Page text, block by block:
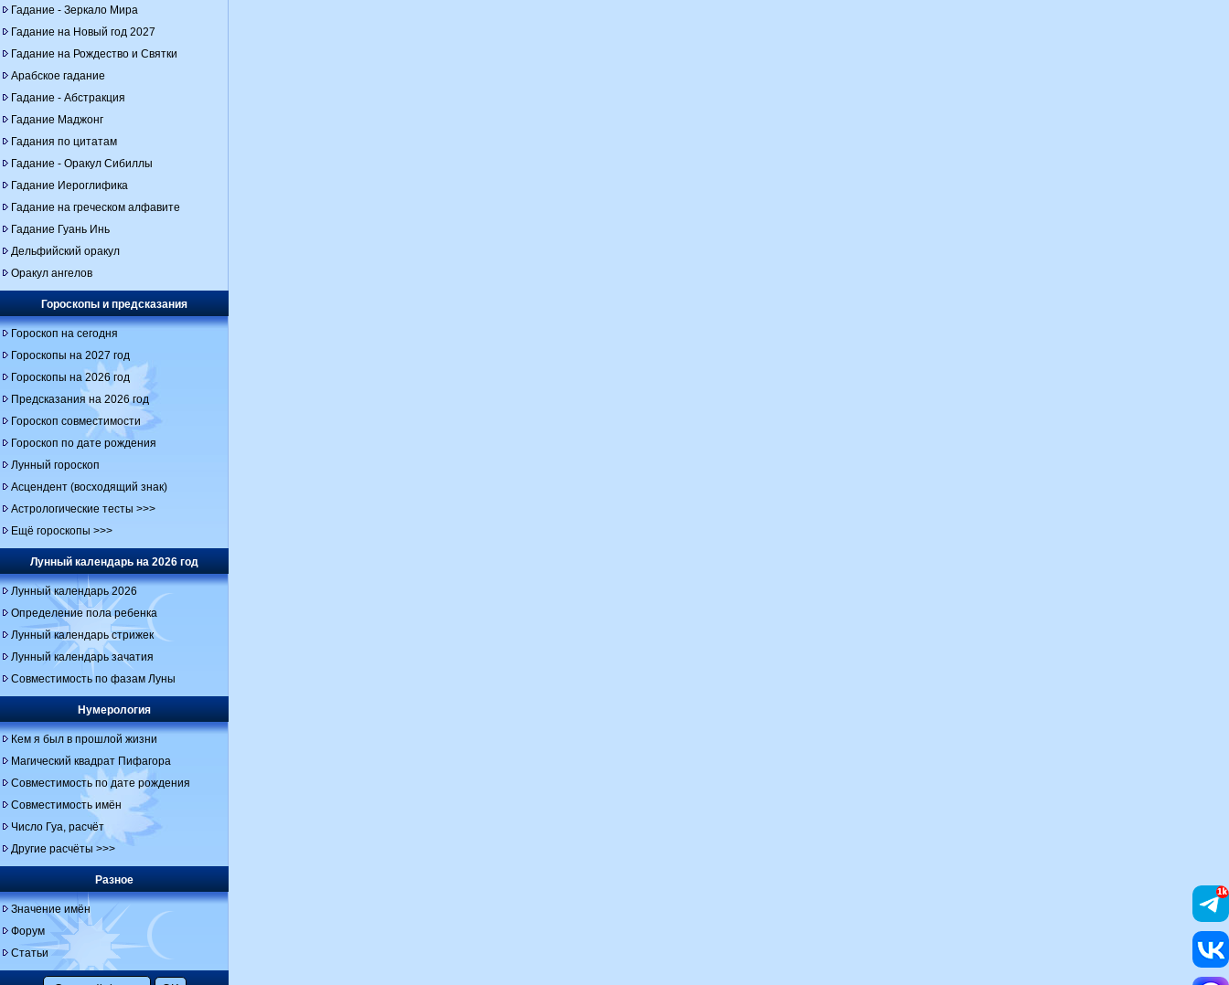
Гадание - Зеркало Мира
Гадание на Новый год 2027
Гадание на Рождество и Святки
Арабское гадание
Гадание - Абстракция
Гадание Маджонг
Гадания по цитатам
Гадание - Оракул Сибиллы
Гадание Иероглифика
Гадание на греческом алфавите
Гадание Гуань Инь
Дельфийский оракул
Оракул ангелов
Гороскопы и предсказания
Гороскоп на сегодня
Гороскопы на 2027 год
Гороскопы на 2026 год
Предсказания на 2026 год
Гороскоп совместимости
Гороскоп по дате рождения
Лунный гороскоп
Асцендент (восходящий знак)
Астрологические тесты >>>
Ещё гороскопы >>>
Лунный календарь на 2026 год
Лунный календарь 2026
Определение пола ребенка
Лунный календарь стрижек
Лунный календарь зачатия
Совместимость по фазам Луны
Нумерология
Кем я был в прошлой жизни
Магический квадрат Пифагора
Совместимость по дате рождения
Совместимость имён
Число Гуа, расчёт
Другие расчёты >>>
Разное
Значение имён
Форум
Статьи